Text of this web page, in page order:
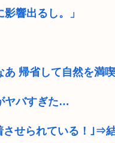
響出るし。」
あ 帰省して自然を満
ヤバすぎた…
させられている！｣⇒